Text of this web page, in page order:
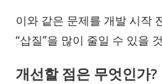
이와 같은 문제를 개발 시작
“삽질”을 많이 줄일 수 있을
개선할 점은 무엇인가?